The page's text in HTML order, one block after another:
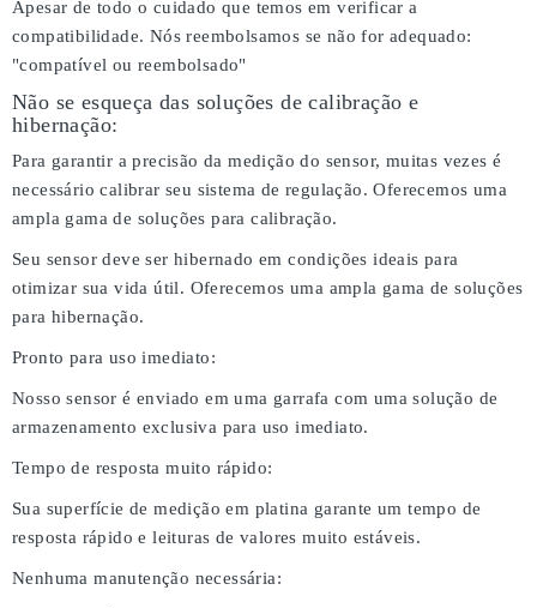
Apesar de todo o cuidado que temos em verificar a
compatibilidade. Nós reembolsamos se não for adequado:
"compatível ou reembolsado"
Não se esqueça das soluções de calibração e
hibernação:
Para garantir a precisão da medição do sensor, muitas vezes é
necessário calibrar seu sistema de regulação. Oferecemos uma
ampla gama de soluções para calibração.
Seu sensor deve ser hibernado em condições ideais para
otimizar sua vida útil. Oferecemos uma ampla gama de soluções
para hibernação.
Pronto para uso imediato:
Nosso sensor é enviado em uma garrafa com uma solução de
armazenamento exclusiva para uso imediato.
Tempo de resposta muito rápido:
Sua superfície de medição em platina garante um tempo de
resposta rápido e leituras de valores muito estáveis.
Nenhuma manutenção necessária: